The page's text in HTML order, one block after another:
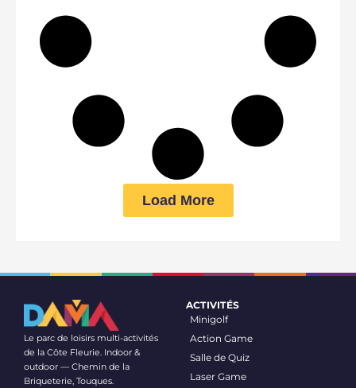
Load More
Le parc de loisirs multi-activités
de la Côte Fleurie. Indoor &
outdoor — Chemin de la
Briqueterie, Touques.
ACTIVITÉS
Minigolf
Action Game
Salle de Quiz
Laser Game